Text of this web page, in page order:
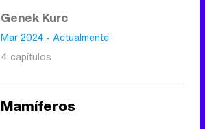
Genek Kurc
Mar 2024 - Actualmente
4 capítulos
Mamíferos